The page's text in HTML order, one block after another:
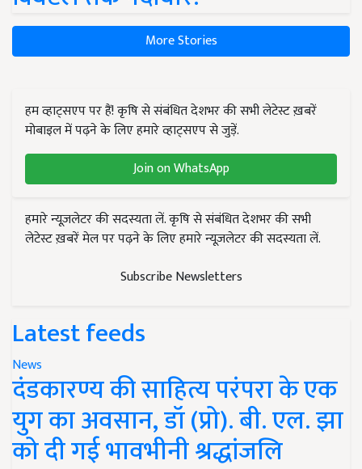
More Stories
हम व्हाट्सएप पर हैं! कृषि से संबंधित देशभर की सभी लेटेस्ट ख़बरें
मोबाइल में पढ़ने के लिए हमारे व्हाट्सएप से जुड़ें.
Join on WhatsApp
हमारे न्यूज़लेटर की सदस्यता लें. कृषि से संबंधित देशभर की सभी
लेटेस्ट ख़बरें मेल पर पढ़ने के लिए हमारे न्यूज़लेटर की सदस्यता लें.
Subscribe Newsletters
Latest feeds
News
दंडकारण्य की साहित्य परंपरा के एक
युग का अवसान, डॉ (प्रो). बी. एल. झा
को दी गई भावभीनी श्रद्धांजलि